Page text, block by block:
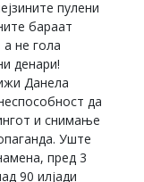
пулени
бараат
не гола
денари!
Данела
да
и снимање
Уште
пред 3
90 илјади